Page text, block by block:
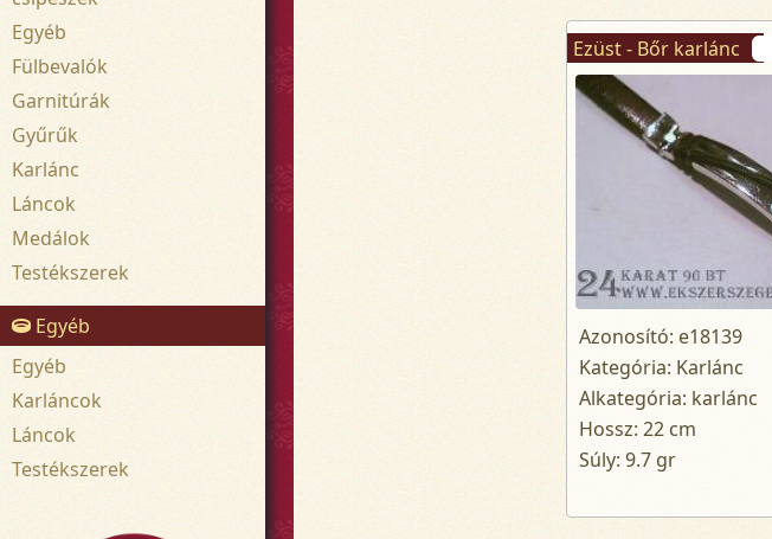
Egyéb
Fülbevalók
Garnitúrák
Gyűrűk
Karlánc
Láncok
Medálok
Testékszerek
Egyéb
Egyéb
Karláncok
Láncok
Testékszerek
Ezüst - Bőr karlánc
Azonosító: e18139
Kategória: Karlánc
Alkategória: karlánc
Hossz: 22 cm
Súly: 9.7 gr